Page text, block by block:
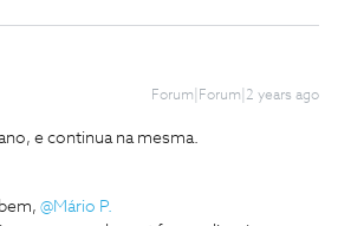
Forum|Forum|2 years ago
e continua na mesma.
@Mário P.